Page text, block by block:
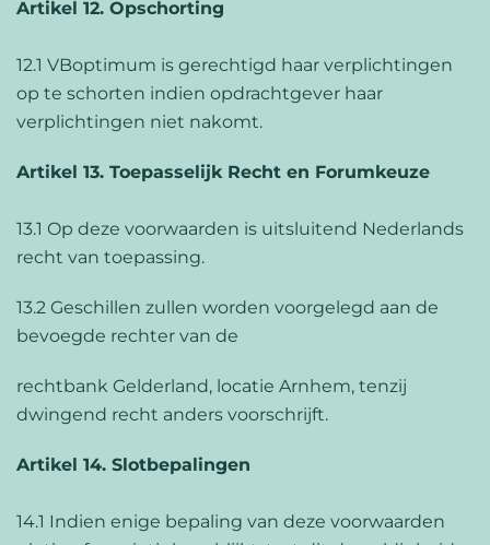
Artikel 12. Opschorting
12.1 VBoptimum is gerechtigd haar verplichtingen
op te schorten indien opdrachtgever haar
verplichtingen niet nakomt.
Artikel 13. Toepasselijk Recht en Forumkeuze
13.1 Op deze voorwaarden is uitsluitend Nederlands
recht van toepassing.
13.2 Geschillen zullen worden voorgelegd aan de
bevoegde rechter van de
rechtbank Gelderland, locatie Arnhem, tenzij
dwingend recht anders voorschrijft.
Artikel 14. Slotbepalingen
14.1 Indien enige bepaling van deze voorwaarden